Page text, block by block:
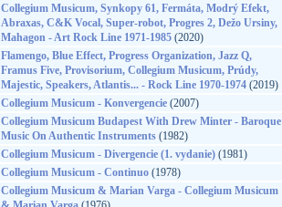
Collegium Musicum, Synkopy 61, Fermáta, Modrý Efekt,
Abraxas, C&K Vocal, Super-robot, Progres 2, Dežo Ursiny,
Mahagon - Art Rock Line 1971-1985(2020)
Flamengo, Blue Effect, Progress Organization, Jazz Q,
Framus Five, Provisorium, Collegium Musicum, Prúdy,
Majestic, Speakers, Atlantis... - Rock Line 1970-1974(2019)
Collegium Musicum - Konvergencie(2007)
Collegium Musicum Budapest With Drew Minter - Baroque
Music On Authentic Instruments(1982)
Collegium Musicum - Divergencie (1. vydanie)(1981)
Collegium Musicum - Continuo (1978)
Collegium Musicum & Marian Varga - Collegium Musicum